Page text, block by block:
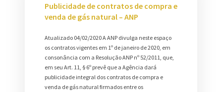
Publicidade de contratos de compra e
venda de gás natural – ANP
Atualizado 04/02/2020 A ANP divulga neste espaço
os contratos vigentes em 1º de janeiro de 2020, em
consonância com a Resolução ANP nº 52/2011, que,
em seu Art. 11, § 6º prevê que a Agência dará
publicidade integral dos contratos de compra e
venda de gás natural firmados entre os